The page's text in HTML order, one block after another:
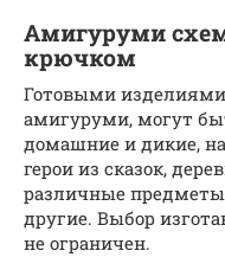
Амигуруми
крючком
Готовыми
амигуруми, могут
домашние и дикие,
герои из сказок,
различные
другие. Выбор
не ограничен.